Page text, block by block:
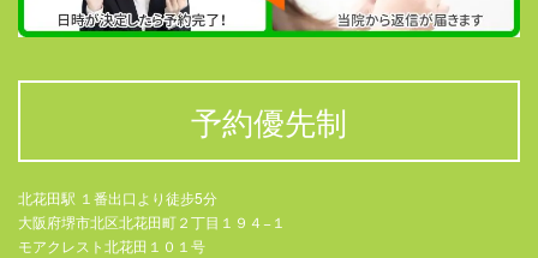
予約優先制
北花田駅 １番出口より徒步5分
大阪府堺市北区北花田町２丁目１９４−１
モアクレスト北花田１０１号